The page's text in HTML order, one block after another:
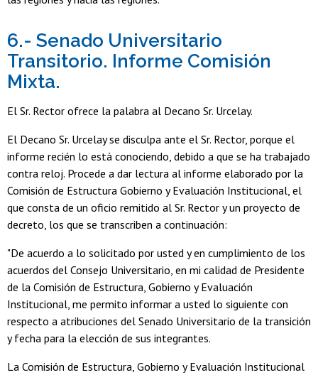
6.- Senado Universitario
Transitorio. Informe Comisión
Mixta.
El Sr. Rector ofrece la palabra al Decano Sr. Urcelay.
El Decano Sr. Urcelay se disculpa ante el Sr. Rector, porque el
informe recién lo está conociendo, debido a que se ha trabajado
contra reloj. Procede a dar lectura al informe elaborado por la
Comisión de Estructura Gobierno y Evaluación Institucional, el
que consta de un oficio remitido al Sr. Rector y un proyecto de
decreto, los que se transcriben a continuación:
"De acuerdo a lo solicitado por usted y en cumplimiento de los
acuerdos del Consejo Universitario, en mi calidad de Presidente
de la Comisión de Estructura, Gobierno y Evaluación
Institucional, me permito informar a usted lo siguiente con
respecto a atribuciones del Senado Universitario de la transición
y fecha para la elección de sus integrantes.
La Comisión de Estructura, Gobierno y Evaluación Institucional